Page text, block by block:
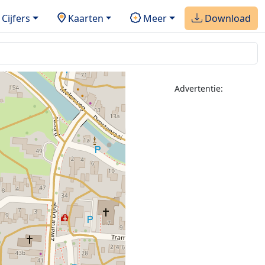
Cijfers Kaarten Meer Download
Advertentie: